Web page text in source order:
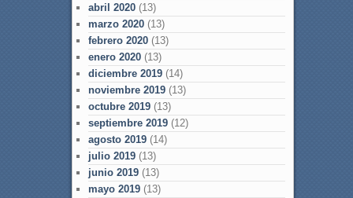
abril 2020(13)
marzo 2020(13)
febrero 2020(13)
enero 2020(13)
diciembre 2019(14)
noviembre 2019(13)
octubre 2019(13)
septiembre 2019(12)
agosto 2019(14)
julio 2019(13)
junio 2019(13)
mayo 2019(13)